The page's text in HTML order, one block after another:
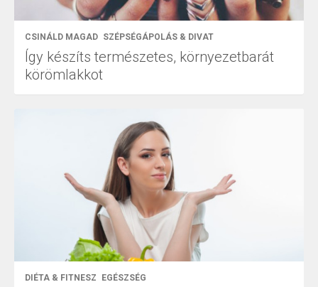
CSINÁLD MAGAD SZÉPSÉGÁPOLÁS & DIVAT
Így készíts természetes, környezetbarát
körömlakkot
DIÉTA & FITNESZ EGÉSZSÉG